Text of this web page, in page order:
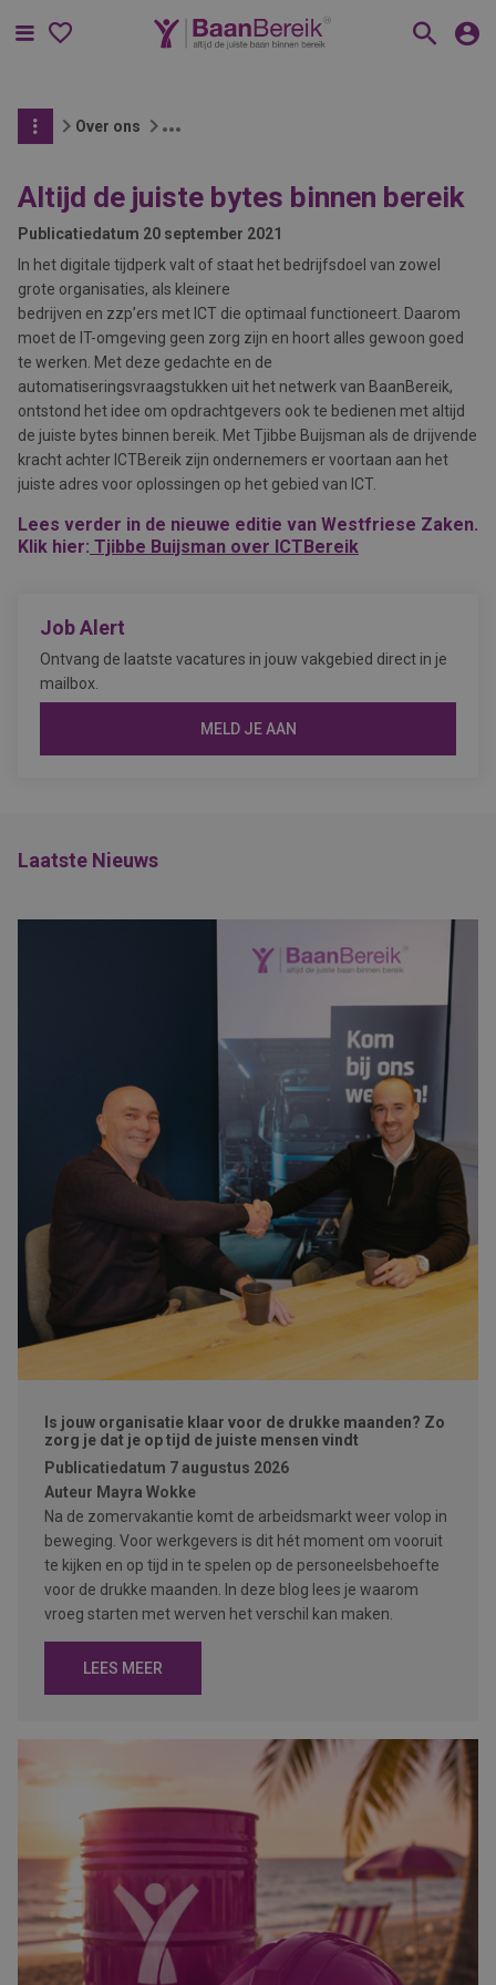
Menu
Over ons
Altijd de juiste bytes binnen bereik
Publicatiedatum 20 september 2021
In het digitale tijdperk valt of staat het bedrijfsdoel van zowel
grote organisaties, als kleinere
bedrijven en zzp’ers met ICT die optimaal functioneert. Daarom
moet de IT-omgeving geen zorg zijn en hoort alles gewoon goed
te werken. Met deze gedachte en de
automatiseringsvraagstukken uit het netwerk van BaanBereik,
ontstond het idee om opdrachtgevers ook te bedienen met altijd
de juiste bytes binnen bereik. Met Tjibbe Buijsman als de drijvende
kracht achter ICTBereik zijn ondernemers er voortaan aan het
juiste adres voor oplossingen op het gebied van ICT.
Lees verder in de nieuwe editie van Westfriese Zaken.
Klik hier: Tjibbe Buijsman over ICTBereik
Job Alert
Ontvang de laatste vacatures in jouw vakgebied direct in je
mailbox.
MELD JE AAN
Laatste Nieuws
Is jouw organisatie klaar voor de drukke maanden? Zo
zorg je dat je op tijd de juiste mensen vindt
Publicatiedatum 7 augustus 2026
Auteur Mayra Wokke
Na de zomervakantie komt de arbeidsmarkt weer volop in
beweging. Voor werkgevers is dit hét moment om vooruit
te kijken en op tijd in te spelen op de personeelsbehoefte
voor de drukke maanden. In deze blog lees je waarom
vroeg starten met werven het verschil kan maken.
LEES MEER